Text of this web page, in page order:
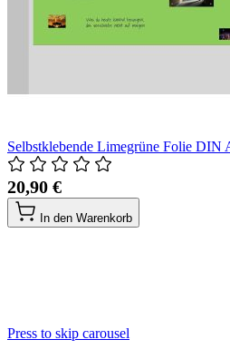
Selbstklebende Limegrüne Folie DIN
20,90 €
In den Warenkorb
Press to skip carousel